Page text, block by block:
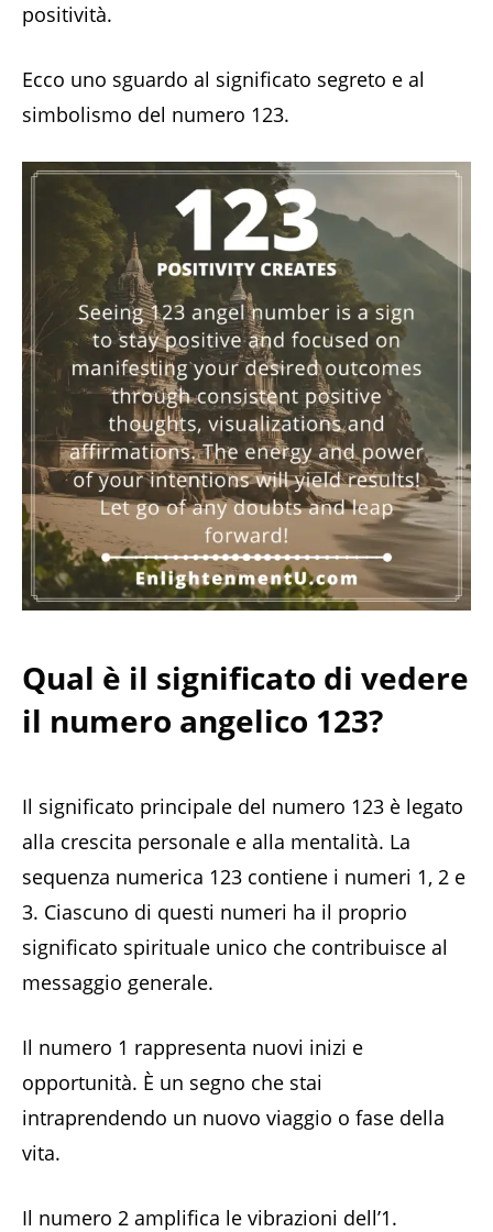
positività.
Ecco uno sguardo al significato segreto e al
simbolismo del numero 123.
Qual è il significato di vedere
il numero angelico 123?
Il significato principale del numero 123 è legato
alla crescita personale e alla mentalità. La
sequenza numerica 123 contiene i numeri 1, 2 e
3. Ciascuno di questi numeri ha il proprio
significato spirituale unico che contribuisce al
messaggio generale.
Il numero 1 rappresenta nuovi inizi e
opportunità. È un segno che stai
intraprendendo un nuovo viaggio o fase della
vita.
Il numero 2 amplifica le vibrazioni dell’1.